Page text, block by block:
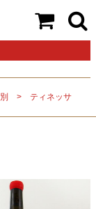
ティネッサ